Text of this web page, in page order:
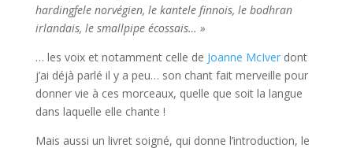
hardingfele norvégien, le kantele finnois, le bodhran
irlandais, le smallpipe écossais… »
… les voix et notamment celle de Joanne McIverdont
j’ai déjà parlé il y a peu… son chant fait merveille pour
donner vie à ces morceaux, quelle que soit la langue
dans laquelle elle chante !
Mais aussi un livret soigné, qui donne l’introduction, le